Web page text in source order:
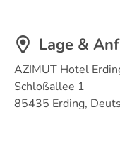
Lage &
AZIMUT Hotel
Schloßallee 1
85435 Erding,